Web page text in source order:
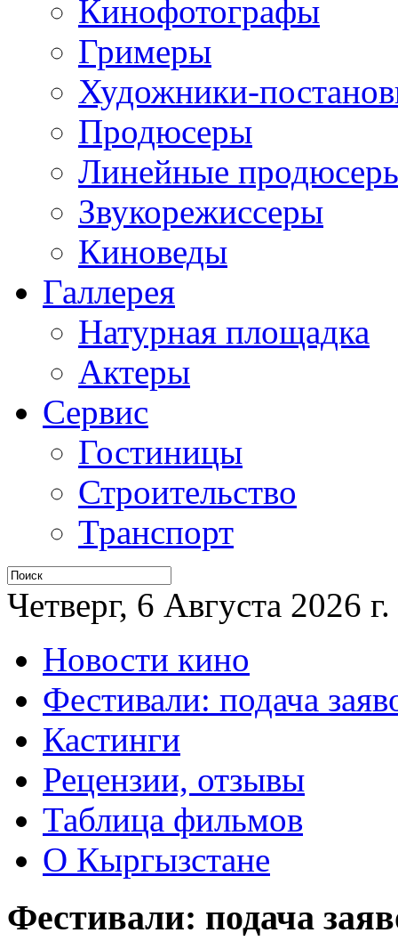
Кинофотографы
Гримеры
Художники-
Продюсеры
Линейные
Звукорежиссеры
Киноведы
Галлерея
Натурная площадка
Актеры
Сервис
Гостиницы
Строительство
Транспорт
Четверг, 6 Августа 2026 г.
Новости кино
Фестивали: подача
Кастинги
Рецензии, отзывы
Таблица фильмов
О Кыргызстане
Фестивали: подача